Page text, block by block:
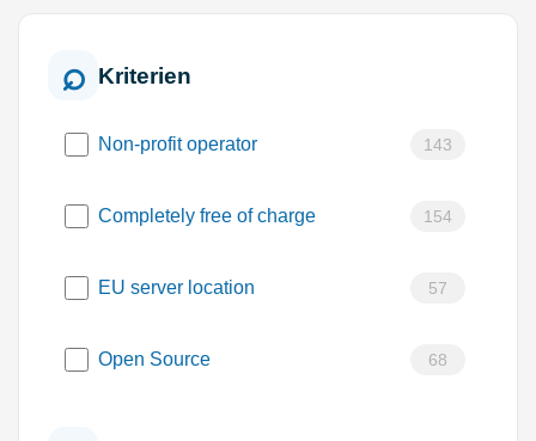
Kriterien
Non-profit operator 143
Completely free of charge 154
EU server location 57
Open Source 68